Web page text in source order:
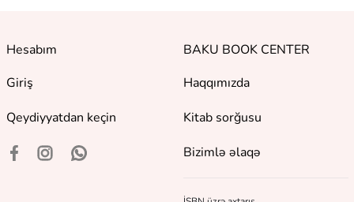
Hesabım
Giriş
Qeydiyyatdan keçin
BAKU BOOK CENTER
Haqqımızda
Kitab sorğusu
Bizimlə əlaqə